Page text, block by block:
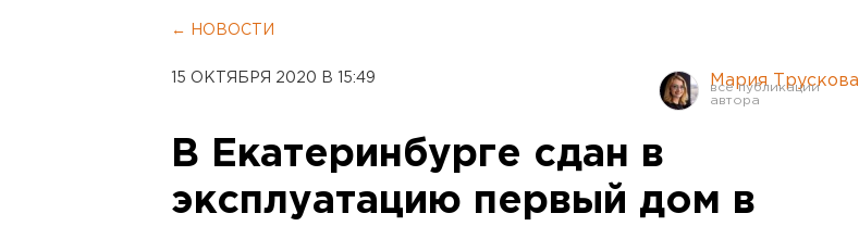
Челябинск
← НОВОСТИ
15 ОКТЯБРЯ 2020 В 15:49 Мария Трускова
В Екатеринбурге сдан в
эксплуатацию первый дом в